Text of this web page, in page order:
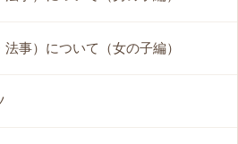
事）について（女の子編）